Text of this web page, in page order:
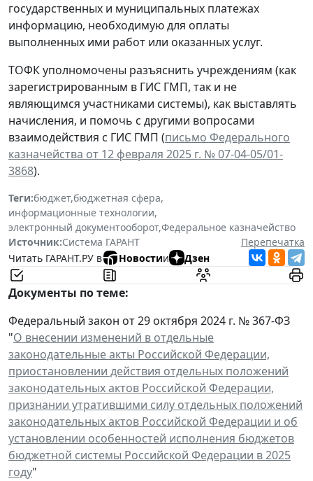
государственных и муниципальных платежах
информацию, необходимую для оплаты
выполненных ими работ или оказанных услуг.
ТОФК уполномочены разъяснить учреждениям (как
зарегистрированным в ГИС ГМП, так и не
являющимся участниками системы), как выставлять
начисления, и помочь с другими вопросами
взаимодействия с ГИС ГМП (письмо Федерального
казначейства от 12 февраля 2025 г. № 07-04-05/01-
3868).
Теги:бюджет,бюджетная сфера,
информационные технологии,
электронный документооборот,Федеральное казначейство
Источник:Система ГАРАНТ
Перепечатка
Читать ГАРАНТ.РУ в
Новостии Дзен
Документы по теме:
Федеральный закон от 29 октября 2024 г. № 367-ФЗ
"О внесении изменений в отдельные
законодательные акты Российской Федерации,
приостановлении действия отдельных положений
законодательных актов Российской Федерации,
признании утратившими силу отдельных положений
законодательных актов Российской Федерации и об
установлении особенностей исполнения бюджетов
бюджетной системы Российской Федерации в 2025
году"